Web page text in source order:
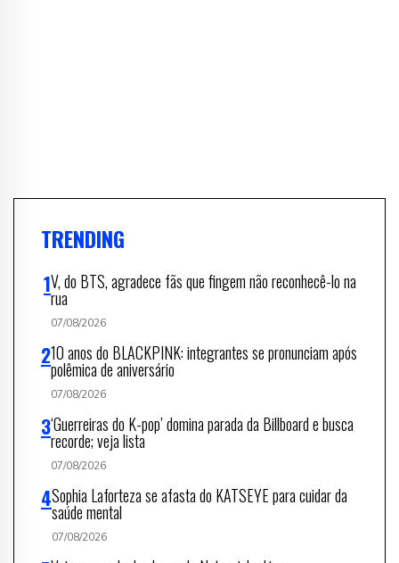
TRENDING
V, do BTS, agradece fãs que fingem não reconhecê-lo na
rua
07/08/2026
10 anos do BLACKPINK: integrantes se pronunciam após
polêmica de aniversário
07/08/2026
‘Guerreiras do K-pop’ domina parada da Billboard e busca
recorde; veja lista
07/08/2026
Sophia Laforteza se afasta do KATSEYE para cuidar da
saúde mental
07/08/2026